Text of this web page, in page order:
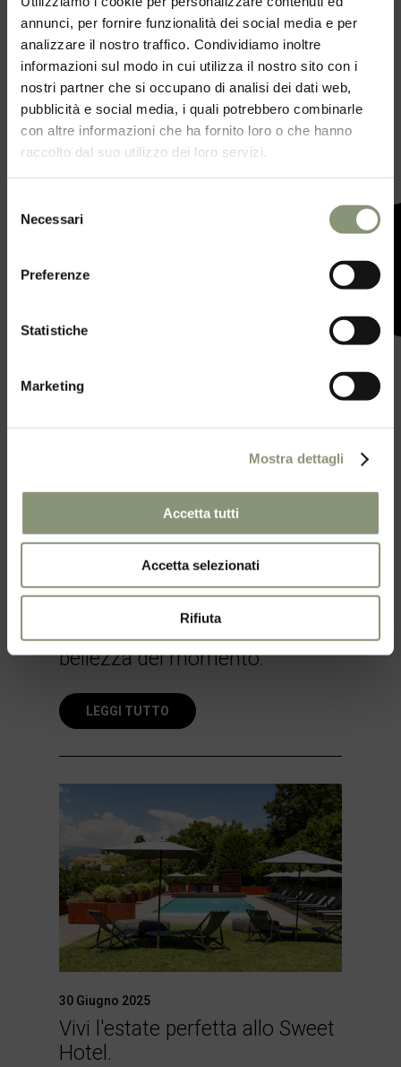
annunci, per fornire funzionalità dei social media e per
analizzare il nostro traffico. Condividiamo inoltre
informazioni sul modo in cui utilizza il nostro sito con i
nostri partner che si occupano di analisi dei dati web,
pubblicità e social media, i quali potrebbero combinarle
con altre informazioni che ha fornito loro o che hanno
raccolto dal suo utilizzo dei loro servizi.
delNecessari
Preferenze
Statistiche
Marketing
Mostra dettagli
Accetta tutti
Accetta selezionati
Rifiuta
Sweet Wedding: un giorno da
Mar Café: il gusto del relax, la
bellezza del momento.
LEGGI TUTTO
30 Giugno 2025
Vivi l'estate perfetta allo Sweet
Hotel.